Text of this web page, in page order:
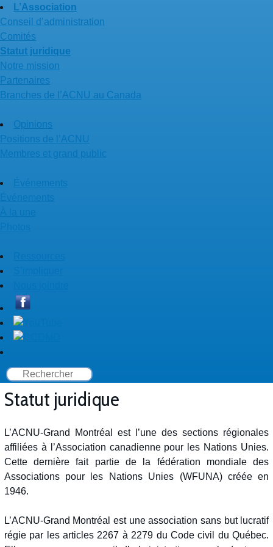
L’Association
Conseil d’administration
Comités
Statut juridique
Notre mission
Partenaires
Branches de l’ACNU au Canada
Opinions
Positions de l’ACNU
Membres et grand public
Événements
Événements
Statut juridique
L’ACNU-Grand Montréal est l’une des sections régionales
affiliées à l’Association canadienne pour les Nations Unies.
Cette dernière fait partie de la fédération mondiale des
Associations pour les Nations Unies (WFUNA) créée en
1946.
L’ACNU-Grand Montréal est une association sans but lucratif
régie par les articles 2267 à 2279 du Code civil du Québec.